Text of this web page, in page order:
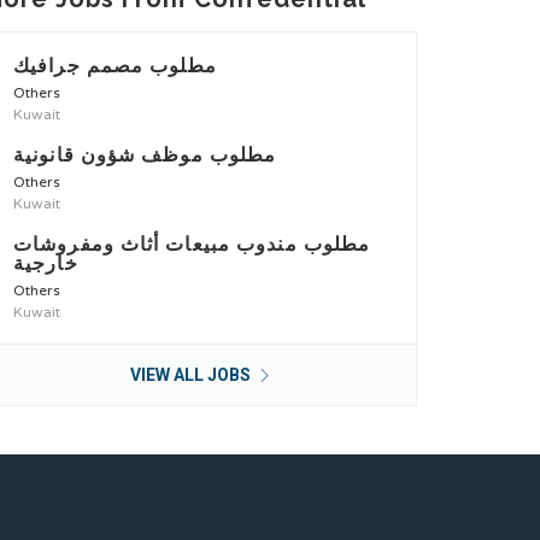
مطلوب مصمم جرافيك
Others
Kuwait
مطلوب موظف شؤون قانونية
Others
Kuwait
مطلوب مندوب مبيعات أثاث ومفروشات
خارجية
Others
Kuwait
VIEW ALL JOBS